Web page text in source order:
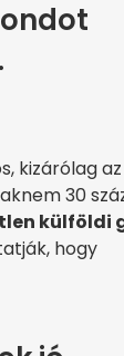
kizárólag
30
külföldi
hogy